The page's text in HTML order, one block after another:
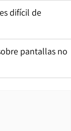
difícil de
pantallas no